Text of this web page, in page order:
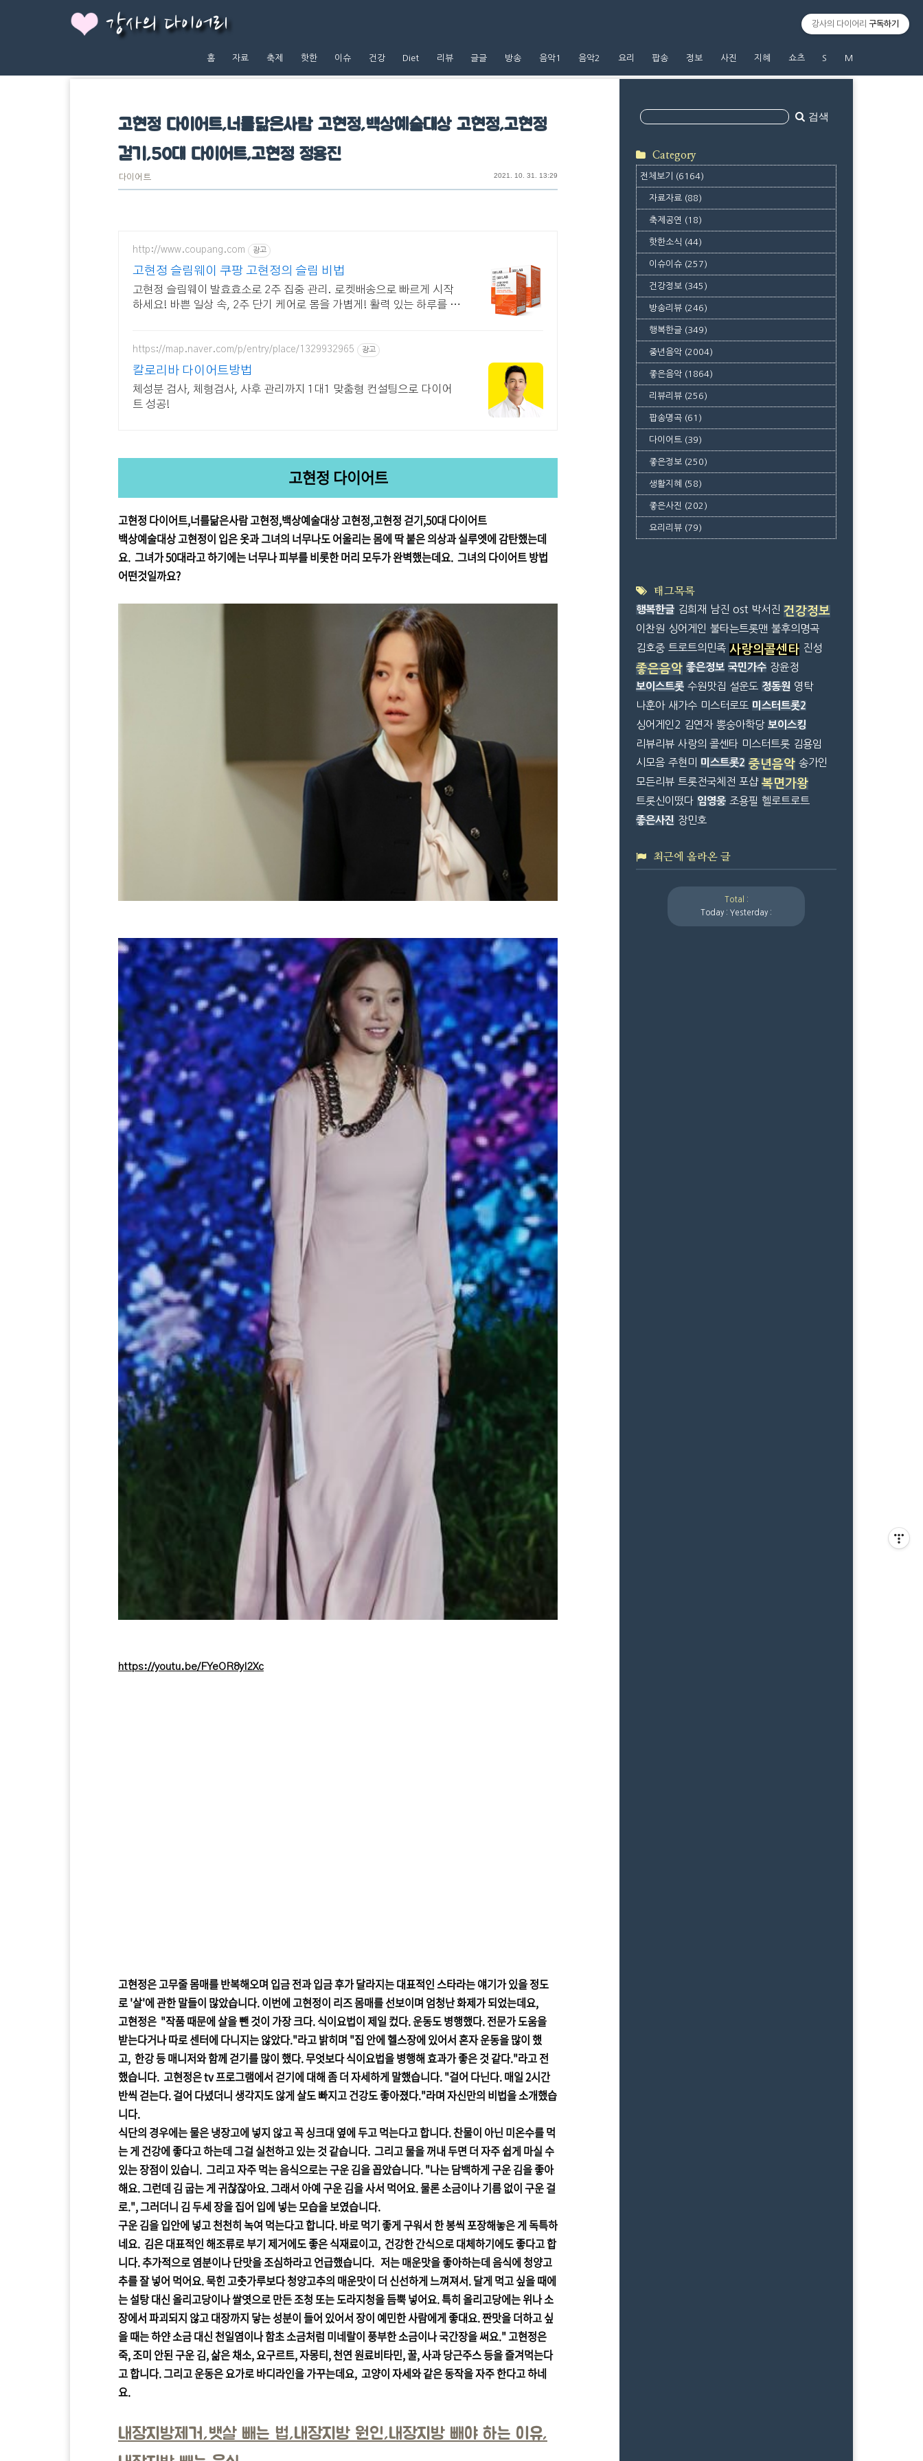
강사의 다이어리
홈 자료 축제 핫한 이슈 건강 Diet 리뷰 글글 방송 음악1 음악2 요리 팝송 정보 사진 지혜 쇼츠 S M
고현정 다이어트,너를닮은사람 고현정,백상예술대상 고현정,고현정
걷기,50대 다이어트,고현정 정용진
다이어트 2021. 10. 31. 13:29
http://www.coupang.com 광고
고현정 슬림웨이 쿠팡 고현정의 슬림 비법
고현정 슬림웨이 발효효소로 2주 집중 관리. 로켓배송으로 빠르게 시작
하세요! 바쁜 일상 속, 2주 단기 케어로 몸을 가볍게! 활력 있는 하루를 위
https://map.naver.com/p/entry/place/1329932965 광고
칼로리바 다이어트방법
체성분 검사, 체형검사, 사후 관리까지 1대1 맞춤형 컨설팅으로 다이어
트 성공!
고현정 다이어트
고현정 다이어트,너를닮은사람 고현정,백상예술대상 고현정,고현정 걷기,50대 다이어트
백상예술대상 고현정이 입은 옷과 그녀의 너무나도 어울리는 몸에 딱 붙은 의상과 실루엣에 감탄했는데
요. 그녀가 50대라고 하기에는 너무나 피부를 비롯한 머리 모두가 완벽했는데요. 그녀의 다이어트 방법
어떤것일까요?
https://youtu.be/FYeOR8yI2Xc
고현정은 고무줄 몸매를 반복해오며 입금 전과 입금 후가 달라지는 대표적인 스타라는 얘기가 있을 정도
로 '살'에 관한 말들이 많았습니다. 이번에 고현정이 리즈 몸매를 선보이며 엄청난 화제가 되었는데요,
고현정은 "작품 때문에 살을 뺀 것이 가장 크다. 식이요법이 제일 컸다. 운동도 병행했다. 전문가 도움을
받는다거나 따로 센터에 다니지는 않았다."라고 밝히며 "집 안에 헬스장에 있어서 혼자 운동을 많이 했
고, 한강 등 매니저와 함께 걷기를 많이 했다. 무엇보다 식이요법을 병행해 효과가 좋은 것 같다."라고 전
했습니다. 고현정은 tv 프로그램에서 걷기에 대해 좀 더 자세하게 말했습니다. "걸어 다닌다. 매일 2시간
반씩 걷는다. 걸어 다녔더니 생각지도 않게 살도 빠지고 건강도 좋아졌다."라며 자신만의 비법을 소개했습
니다.
식단의 경우에는 물은 냉장고에 넣지 않고 꼭 싱크대 옆에 두고 먹는다고 합니다. 찬물이 아닌 미온수를 먹
는 게 건강에 좋다고 하는데 그걸 실천하고 있는 것 같습니다. 그리고 물을 꺼내 두면 더 자주 쉽게 마실 수
있는 장점이 있습니. 그리고 자주 먹는 음식으로는 구운 김을 꼽았습니다. "나는 담백하게 구운 김을 좋아
해요. 그런데 김 굽는 게 귀찮잖아요. 그래서 아예 구운 김을 사서 먹어요. 물론 소금이나 기름 없이 구운 걸
로.", 그러더니 김 두세 장을 집어 입에 넣는 모습을 보였습니다.
구운 김을 입안에 넣고 천천히 녹여 먹는다고 합니다. 바로 먹기 좋게 구워서 한 봉씩 포장해놓은 게 독특하
네요. 김은 대표적인 해조류로 부기 제거에도 좋은 식재료이고, 건강한 간식으로 대체하기에도 좋다고 합
니다. 추가적으로 염분이나 단맛을 조심하라고 언급했습니다. 저는 매운맛을 좋아하는데 음식에 청양고
추를 잘 넣어 먹어요. 묵힌 고춧가루보다 청양고추의 매운맛이 더 신선하게 느껴져서. 달게 먹고 싶을 때에
는 설탕 대신 올리고당이나 쌀엿으로 만든 조청 또는 도라지청을 듬뿍 넣어요. 특히 올리고당에는 위나 소
장에서 파괴되지 않고 대장까지 닿는 성분이 들어 있어서 장이 예민한 사람에게 좋대요. 짠맛을 더하고 싶
을 때는 하얀 소금 대신 천일염이나 함초 소금처럼 미네랄이 풍부한 소금이나 국간장을 써요." 고현정은
죽, 조미 안된 구운 김, 삶은 채소, 요구르트, 자몽티, 천연 원료비타민, 꿀, 사과 당근주스 등을 즐겨먹는다
고 합니다. 그리고 운동은 요가로 바디라인을 가꾸는데요, 고양이 자세와 같은 동작을 자주 한다고 하네
요.
내장지방제거,뱃살 빼는 법,내장지방 원인,내장지방 빼야 하는 이유,
검색
Category
전체보기 (6164)
자료자료 (88)
축제공연 (18)
핫한소식 (44)
이슈이슈 (257)
건강정보 (345)
방송리뷰 (246)
행복한글 (349)
중년음악 (2004)
좋은음악 (1864)
리뷰리뷰 (256)
팝송명곡 (61)
다이어트 (39)
좋은정보 (250)
생활지혜 (58)
좋은사진 (202)
요리리뷰 (79)
태그목록
행복한글 김희재 남진 ost 박서진 건강정보
이찬원 싱어게인 불타는트롯맨 불후의명곡
김호중 트로트의민족 사랑의콜센타 진성
좋은음악 좋은정보 국민가수 장윤정
보이스트롯 수원맛집 설운도 정동원 영탁
나훈아 새가수 미스터로또 미스터트롯2
싱어게인2 김연자 뽕숭아학당 보이스킹
리뷰리뷰 사랑의 콜센타 미스터트롯 김용임
시모음 주현미 미스트롯2 중년음악 송가인
모든리뷰 트롯전국체전 포샵 복면가왕
트롯신이떴다 임영웅 조용필 헬로트로트
좋은사진 장민호
최근에 올라온 글
Total :
Today : Yesterday :
강사의 다이어리 구독하기